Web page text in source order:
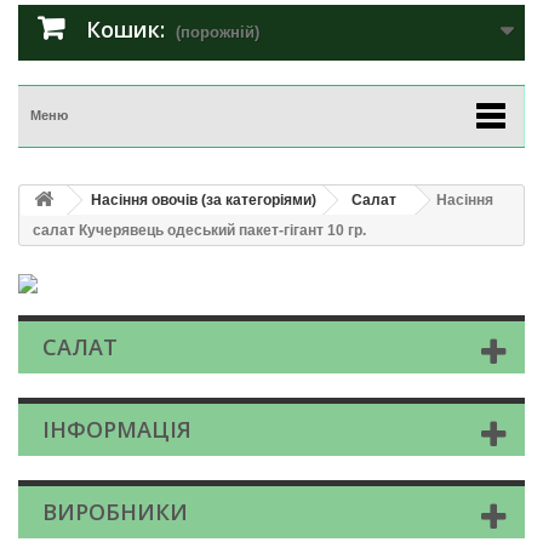
Кошик: (порожній)
Меню
Насіння овочів (за категоріями) Салат
Насіння
салат Кучерявець одеський пакет-гігант 10 гр.
САЛАТ
ІНФОРМАЦІЯ
ВИРОБНИКИ